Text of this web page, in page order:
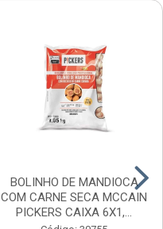
BOLINHO DE MANDIOCA
COM CARNE SECA MCCAIN
PICKERS CAIXA 6X1,...